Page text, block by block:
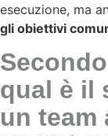
esecuzione, ma
gli obiettivi
qual è il
un team